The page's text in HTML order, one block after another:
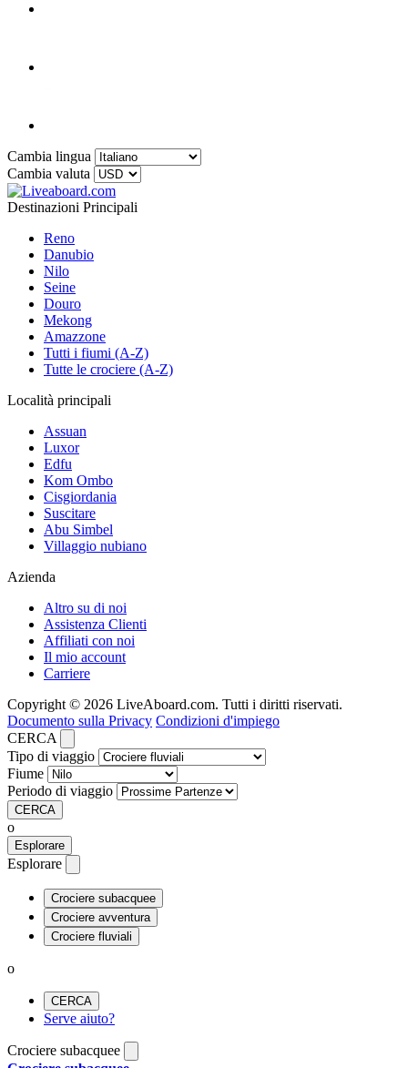
Cambia lingua
Cambia valuta
Destinazioni Principali
Reno
Danubio
Nilo
Seine
Douro
Mekong
Amazzone
Tutti i fiumi (A-Z)
Tutte le crociere (A-Z)
Località principali
Assuan
Luxor
Edfu
Kom Ombo
Cisgiordania
Suscitare
Abu Simbel
Villaggio nubiano
Azienda
Altro su di noi
Assistenza Clienti
Affiliati con noi
Il mio account
Carriere
Copyright © 2026 LiveAboard.com. Tutti i diritti riservati.
Documento sulla Privacy Condizioni d'impiego
CERCA
Tipo di viaggio
Fiume
Periodo di viaggio
CERCA
o
Esplorare
Esplorare
Crociere subacquee
Crociere avventura
Crociere fluviali
o
CERCA
Serve aiuto?
Crociere subacquee